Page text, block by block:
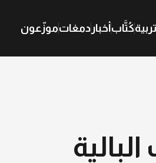
تربيةكُتَّابأخبار دمغاتموزّعون